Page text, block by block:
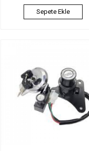
Sepete Ekle